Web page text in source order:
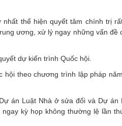
thể hiện quyết tâm chính trị
ương, xử lý ngay những vấn đề
dự kiến trình Quốc hội.
hội theo chương trình lập pháp
án Luật Nhà ở sửa đổi và Dự án
kỳ họp không thường lệ lần